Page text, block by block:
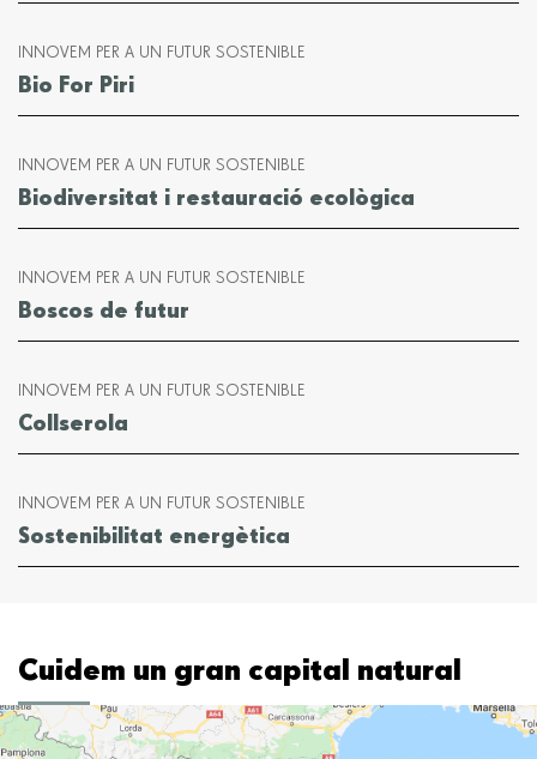
INNOVEM PER A UN FUTUR SOSTENIBLE
Bio For Piri
INNOVEM PER A UN FUTUR SOSTENIBLE
Biodiversitat i restauració ecològica
INNOVEM PER A UN FUTUR SOSTENIBLE
Boscos de futur
INNOVEM PER A UN FUTUR SOSTENIBLE
Collserola
INNOVEM PER A UN FUTUR SOSTENIBLE
Sostenibilitat energètica
Cuidem un gran capital natural